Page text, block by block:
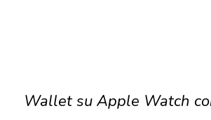
Wallet su Apple Watch